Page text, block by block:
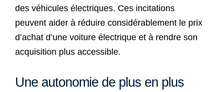
des véhicules électriques. Ces incitations
peuvent aider à réduire considérablement le prix
d’achat d’une voiture électrique et à rendre son
acquisition plus accessible.
Une autonomie de plus en plus